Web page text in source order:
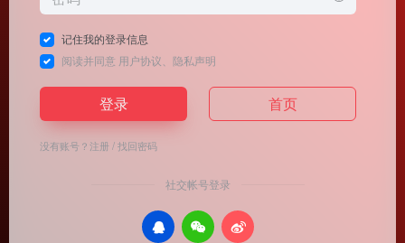
记住我的登录信息
阅读并同意 用户协议 隐私声明
登录 首页
没有账号？注册/找回密码
社交帐号登录